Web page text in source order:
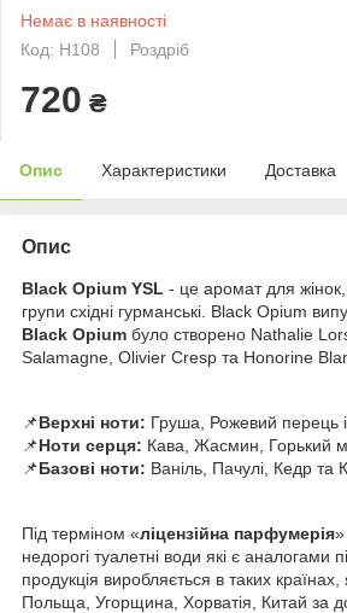
Немає в наявності
Код: H108
Роздріб
720 ₴
Опис Характеристики Доставка
Опис
Black Opium YSL - це аромат для
групи східні гурманські. Black Opium
Black Opium було створено Nathalie
Salamagne, Olivier Cresp та Honorine
📌Верхні ноти: Груша, Рожевий перець
📌Ноти серця: Кава, Жасмин, Горький
📌Базові ноти: Ваніль, Пачулі, Кедр та
Під терміном «ліцензійна парфумерія»
недорогі туалетні води які є аналогами
продукція виробляється в таких
Польща, Угорщина, Хорватія, Китай за